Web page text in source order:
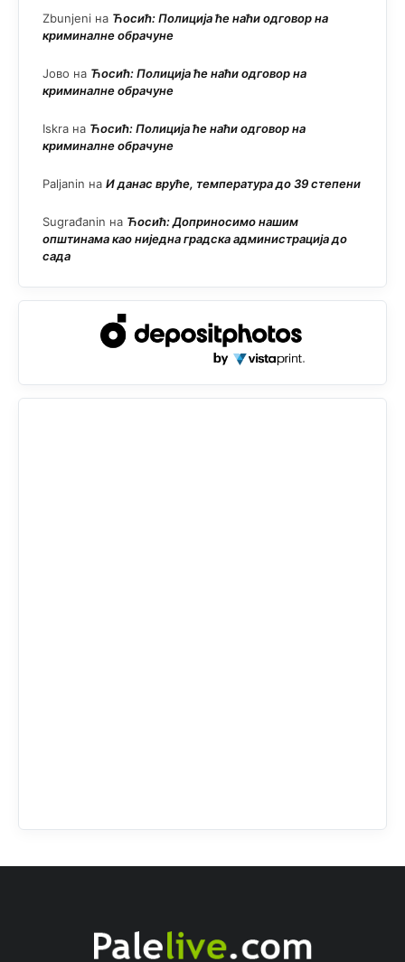
Zbunjeni на Ћосић: Полиција ће наћи одговор на
криминалне обрачуне
Јово на Ћосић: Полиција ће наћи одговор на
криминалне обрачуне
Iskra на Ћосић: Полиција ће наћи одговор на
криминалне обрачуне
Paljanin на И данас вруће, температура до 39 степени
Sugrađanin на Ћосић: Доприносимо нашим
општинама као ниједна градска администрација до
сада